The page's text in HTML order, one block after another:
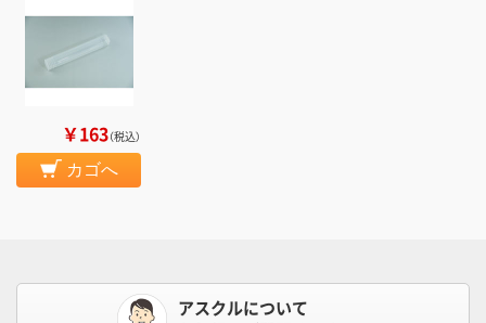
￥163（税込）
カゴへ
アスクルについて